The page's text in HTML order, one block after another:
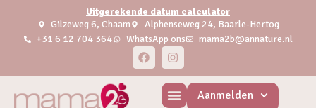
Uitgerekende datum calculator
Gilzeweg 6, Chaam
Alphenseweg 24, Baarle-Hertog
+31 6 12 704 364
WhatsApp ons mama2b@annature.nl
Aanmelden